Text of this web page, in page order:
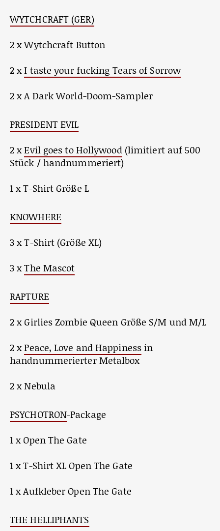
WYTCHCRAFT (GER)
2 x Wytchcraft Button
2 xI taste your fucking Tears of Sorrow
2 x A Dark World-Doom-Sampler
PRESIDENT EVIL
2 xEvil goes to Hollywood(limitiert auf 500
Stück / handnummeriert)
1 x T-Shirt Größe L
KNOWHERE
3 x T-Shirt (Größe XL)
3 xThe Mascot
RAPTURE
2 x Girlies Zombie Queen Größe S/M und M/L
2 xPeace, Love and Happinessin
handnummerierter Metalbox
2 x Nebula
PSYCHOTRON-Package
1 x Open The Gate
1 x T-Shirt XL Open The Gate
1 x Aufkleber Open The Gate
THE HELLIPHANTS